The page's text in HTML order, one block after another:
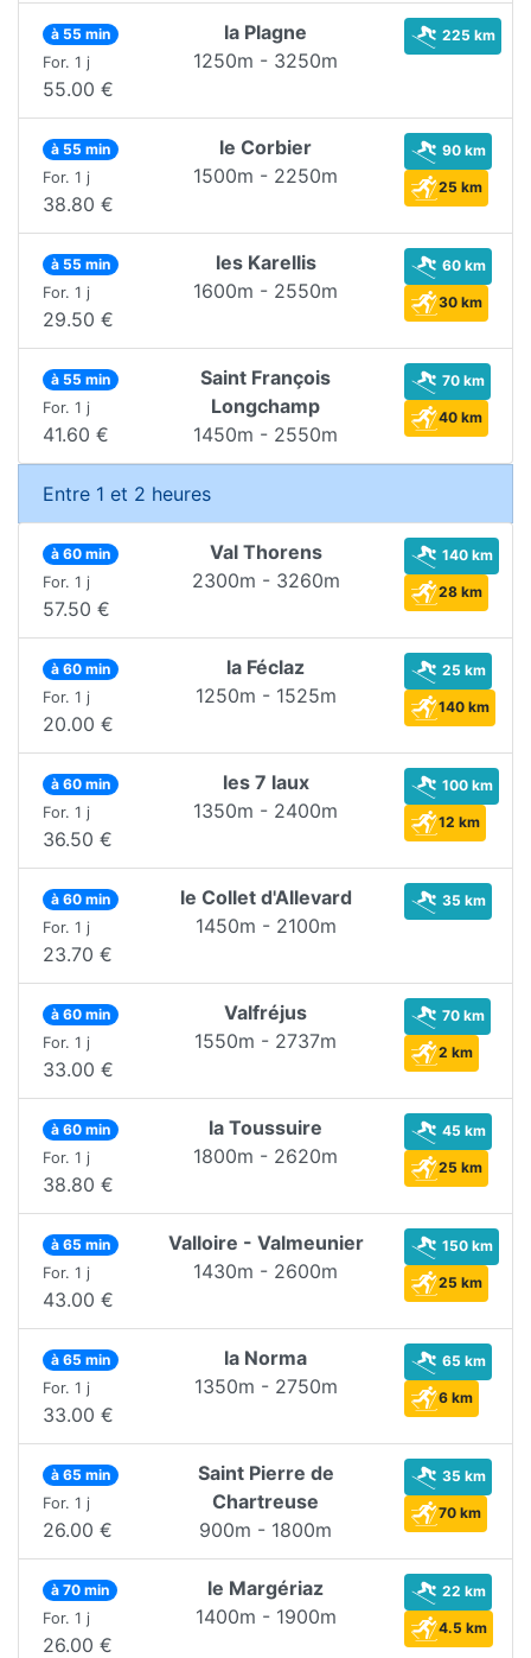
à 55 min
For. 1 j
55.00 €
la Plagne
1250m - 3250m
225 km
à 55 min
For. 1 j
38.80 €
le Corbier
1500m - 2250m
90 km
25 km
à 55 min
For. 1 j
29.50 €
les Karellis
1600m - 2550m
60 km
30 km
à 55 min
For. 1 j
41.60 €
Saint François
Longchamp
1450m - 2550m
70 km
40 km
Entre 1 et 2 heures
à 60 min
For. 1 j
57.50 €
Val Thorens
2300m - 3260m
140 km
28 km
à 60 min
For. 1 j
20.00 €
la Féclaz
1250m - 1525m
25 km
140 km
à 60 min
For. 1 j
36.50 €
les 7 laux
1350m - 2400m
100 km
12 km
à 60 min
For. 1 j
23.70 €
le Collet d'Allevard
1450m - 2100m
35 km
à 60 min
For. 1 j
33.00 €
Valfréjus
1550m - 2737m
70 km
2 km
à 60 min
For. 1 j
38.80 €
la Toussuire
1800m - 2620m
45 km
25 km
à 65 min
For. 1 j
43.00 €
Valloire - Valmeunier
1430m - 2600m
150 km
25 km
à 65 min
For. 1 j
33.00 €
la Norma
1350m - 2750m
65 km
6 km
à 65 min
For. 1 j
26.00 €
Saint Pierre de
Chartreuse
900m - 1800m
35 km
70 km
à 70 min
For. 1 j
26.00 €
le Margériaz
1400m - 1900m
22 km
4.5 km